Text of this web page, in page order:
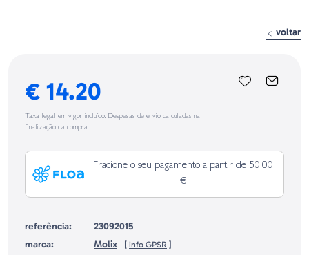
voltar
€ 14.20
Taxa legal em vigor incluído. Despesas de envio calculadas na
finalização da compra.
Fracione o seu pagamento a partir de 50,00
€
referência:
23092015
marca:
Molix [ info GPSR ]